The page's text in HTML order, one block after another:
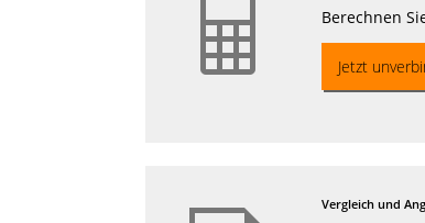
Berechnen
Jetzt
Vergleich und